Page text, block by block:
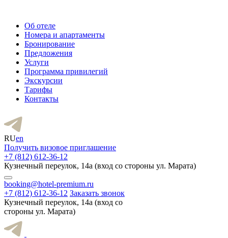
Об отеле
Номера и апартаменты
Бронирование
Предложения
Услуги
Программа привилегий
Экскурсии
Тарифы
Контакты
RUen
Получить визовое приглашение
+7 (812) 612-36-12
Кузнечный переулок, 14а (вход со стороны ул. Марата)
booking@hotel-premium.ru
+7 (812) 612-36-12 Заказать звонок
Кузнечный переулок, 14а (вход со
стороны ул. Марата)